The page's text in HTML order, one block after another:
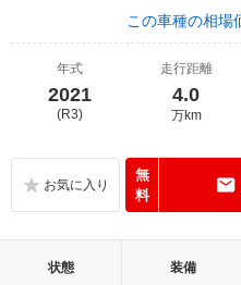
この車種の相場
年式
2021
(R3)
走行距離
4.0
万km
無
料
状態 装備